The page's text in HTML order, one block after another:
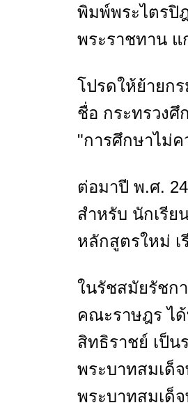
พิมพ์พระไตรปิ
พระราชทาน แ
โปรดให้ย้ายก
ชื่อ กระทรวงศึ
"การศึกษาไม่
ต่อมาปี พ.ศ.
สำหรับ นักเรีย
หลักสูตรใหม่ เ
ในรัชสมัยรัชก
คณะราษฎร ไ
สิทธิราชย์ เป็น
พระบาทสมเด็
พระบาทสมเด็